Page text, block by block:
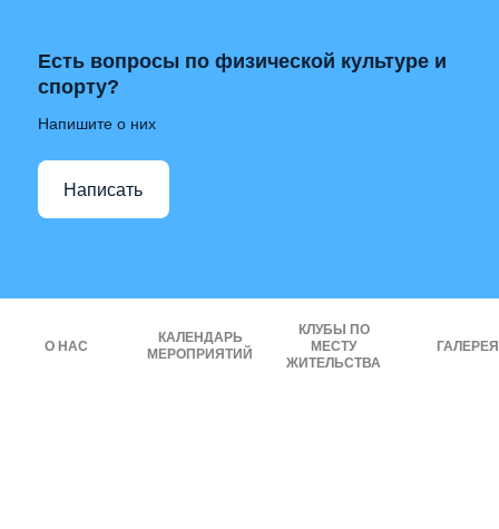
Есть вопросы по физической культуре и
спорту?
Напишите о них
Написать
О НАС
КАЛЕНДАРЬ
МЕРОПРИЯТИЙ
КЛУБЫ ПО
МЕСТУ
ЖИТЕЛЬСТВА
ГАЛЕРЕЯ